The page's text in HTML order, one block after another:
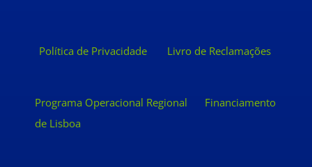
Política de Privacidade
Financiamento
Livro de Reclamações
Programa Operacional Regional
de Lisboa